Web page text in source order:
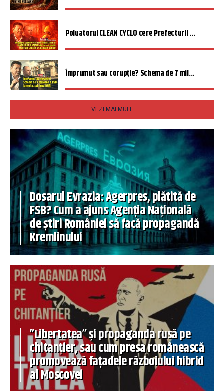
Poluatorul CLEAN CYCLO cere Prefecturii ...
Împrumut sau corupție? Schema de 7 mil...
VEZI MAI MULT
Dosarul Evrazia: Agerpres, plătită de
FSB? Cum a ajuns Agenția Națională
de știri României să facă propagandă
Kremlinului
”Libertatea” și propaganda rusă pe
chitanțier, sau cum presa românească
promovează fațadele războiului hibrid
al Moscovei